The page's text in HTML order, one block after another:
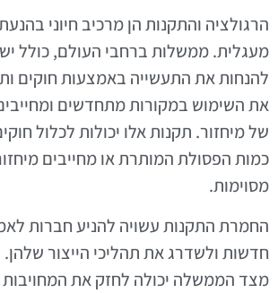
הרגולציה והתקנות הן מרכיב חיוני
מעגלית. ממשלות ברחבי העולם, כולל
להנחות את התעשייה באמצעות חוקים
את השימוש במקורות מתחדשים
של מיחזור. תקנות אלו יכולות לכלול
כמות הפסולת המותרת או מחייבים
מסוימות.
החמרת התקנות עשויה להניע חברות
חדשות ולשדרג את תהליכי הייצור שלהן.
מצד הממשלה יכולה לחזק את